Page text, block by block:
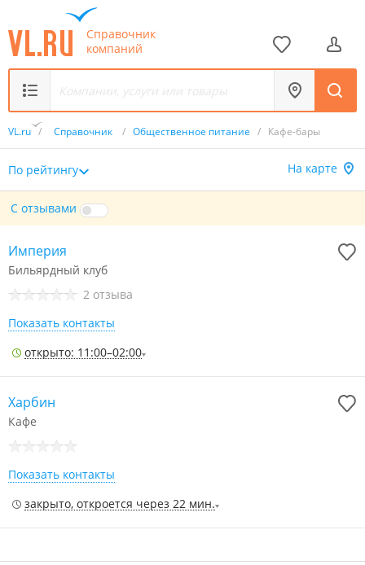
Справочник
компаний
VL.ru / Справочник / Общественное питание / Кафе-бары
По рейтингу На карте
С отзывами
Империя
Бильярдный клуб
2 отзыва
Показать контакты
открыто: 11:00–02:00
Харбин
Кафе
Показать контакты
закрыто, откроется через 22 мин.